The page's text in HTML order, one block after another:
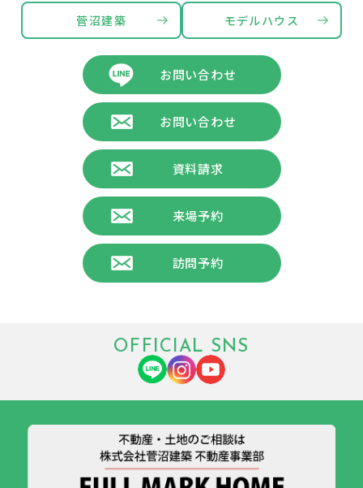
菅沼建築 モデルハウス
お問い合わせ
お問い合わせ
資料請求
来場予約
訪問予約
OFFICIAL SNS